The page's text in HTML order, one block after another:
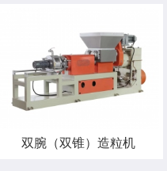
双腕（双锥）造粒机